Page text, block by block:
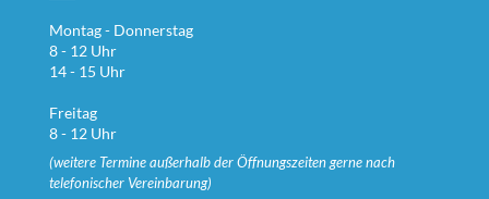
Montag - Donnerstag
8 - 12 Uhr
14 - 15 Uhr
Freitag
8 - 12 Uhr
(weitere Termine außerhalb der Öffnungszeiten gerne nach
telefonischer Vereinbarung)